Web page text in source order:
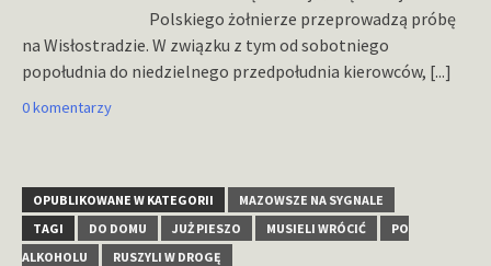
Polskiego żołnierze przeprowadzą próbę
na Wisłostradzie. W związku z tym od sobotniego
popołudnia do niedzielnego przedpołudnia kierowców, [...]
0 komentarzy
OPUBLIKOWANE W KATEGORII
MAZOWSZE NA SYGNALE
TAGI
DO DOMU JUŻ PIESZO MUSIELI WRÓCIĆ
PO
ALKOHOLU
RUSZYLI W DROGĘ